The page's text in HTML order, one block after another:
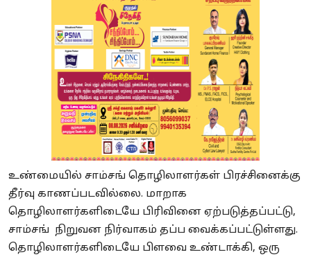
உண்மையில் சாம்சங் தொழிலாளர்கள் பிரச்சினைக்கு
தீர்வு காணப்படவில்லை. மாறாக
தொழிலாளர்களிடையே பிரிவினை ஏற்படுத்தப்பட்டு,
சாம்சங் நிறுவன நிர்வாகம் தப்ப வைக்கப்பட்டுள்ளது.
தொழிலாளர்களிடையே பிளவை உண்டாக்கி, ஒரு